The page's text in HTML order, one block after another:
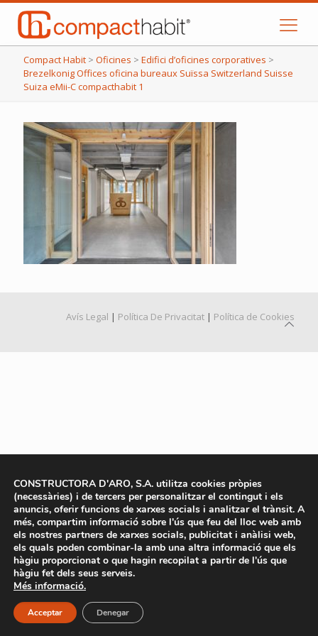
Compact Habit > Oficines > Edifici d’oficines corporatives >
Brezelkonig Offices oficina bureaux Suïssa Switzerland Suisse
Suiza eMii-C compacthabit 1
Avís Legal | Política De Privacitat | Política de Cookies
CONSTRUCTORA D'ARO, S.A. utilitza cookies pròpies
(necessàries) i de tercers per personalitzar el contingut i els
anuncis, oferir funcions de xarxes socials i analitzar el trànsit. A
més, compartim informació sobre l'ús que feu del lloc web amb
els nostres partners de xarxes socials, publicitat i anàlisi web,
els quals poden combinar-la amb una altra informació que els
hàgiu proporcionat o que hagin recopilat a partir de l'ús que
hàgiu fet dels seus serveis.
Més informació.
Acceptar Denegar